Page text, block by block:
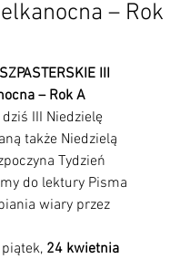
– Rok
III
– Rok A
dziś III Niedzielę
także Niedzielą
Tydzień
do lektury Pisma
wiary przez
piątek, 24 kwietnia